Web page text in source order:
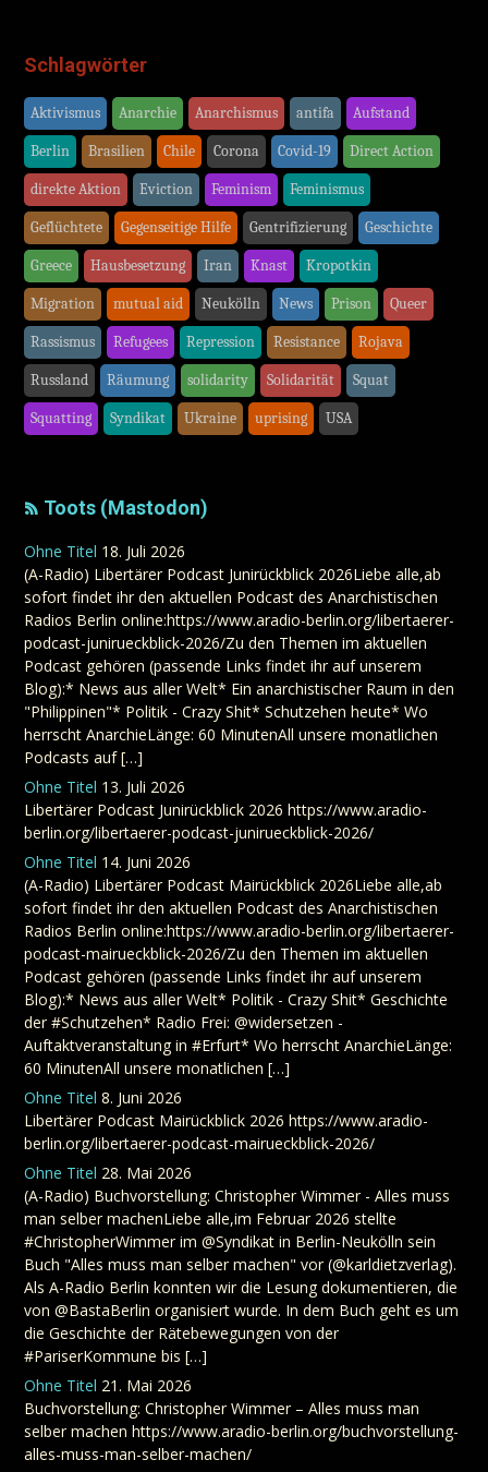
Schlagwörter
Aktivismus Anarchie Anarchismus antifa Aufstand
Berlin Brasilien Chile Corona Covid-19 Direct Action
direkte Aktion Eviction Feminism Feminismus
Geflüchtete Gegenseitige Hilfe Gentrifizierung Geschichte
Greece Hausbesetzung Iran Knast Kropotkin
Migration mutual aid Neukölln News Prison Queer
Rassismus Refugees Repression Resistance Rojava
Russland Räumung solidarity Solidarität Squat
Squatting Syndikat Ukraine uprising USA
Toots (Mastodon)
Ohne Titel 18. Juli 2026
(A-Radio) Libertärer Podcast Junirückblick 2026Liebe alle,ab
sofort findet ihr den aktuellen Podcast des Anarchistischen
Radios Berlin online:https://www.aradio-berlin.org/libertaerer-
podcast-junirueckblick-2026/Zu den Themen im aktuellen
Podcast gehören (passende Links findet ihr auf unserem
Blog):* News aus aller Welt* Ein anarchistischer Raum in den
"Philippinen"* Politik - Crazy Shit* Schutzehen heute* Wo
herrscht AnarchieLänge: 60 MinutenAll unsere monatlichen
Podcasts auf […]
Ohne Titel 13. Juli 2026
Libertärer Podcast Junirückblick 2026 https://www.aradio-
berlin.org/libertaerer-podcast-junirueckblick-2026/
Ohne Titel 14. Juni 2026
(A-Radio) Libertärer Podcast Mairückblick 2026Liebe alle,ab
sofort findet ihr den aktuellen Podcast des Anarchistischen
Radios Berlin online:https://www.aradio-berlin.org/libertaerer-
podcast-mairueckblick-2026/Zu den Themen im aktuellen
Podcast gehören (passende Links findet ihr auf unserem
Blog):* News aus aller Welt* Politik - Crazy Shit* Geschichte
der #Schutzehen* Radio Frei: @widersetzen -
Auftaktveranstaltung in #Erfurt* Wo herrscht AnarchieLänge:
60 MinutenAll unsere monatlichen […]
Ohne Titel 8. Juni 2026
Libertärer Podcast Mairückblick 2026 https://www.aradio-
berlin.org/libertaerer-podcast-mairueckblick-2026/
Ohne Titel 28. Mai 2026
(A-Radio) Buchvorstellung: Christopher Wimmer - Alles muss
man selber machenLiebe alle,im Februar 2026 stellte
#ChristopherWimmer im @Syndikat in Berlin-Neukölln sein
Buch "Alles muss man selber machen" vor (@karldietzverlag).
Als A-Radio Berlin konnten wir die Lesung dokumentieren, die
von @BastaBerlin organisiert wurde. In dem Buch geht es um
die Geschichte der Rätebewegungen von der
#PariserKommune bis […]
Ohne Titel 21. Mai 2026
Buchvorstellung: Christopher Wimmer – Alles muss man
selber machen https://www.aradio-berlin.org/buchvorstellung-
alles-muss-man-selber-machen/